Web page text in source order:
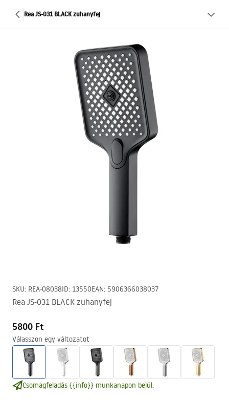
Rea JS-031 BLACK zuhanyfej
SKU: REA-08038ID: 13550EAN: 5906366038037
Rea JS-031 BLACK zuhanyfej
5800 Ft
Válasszon egy változatot
Csomagfeladás {{info}} munkanapon belül.